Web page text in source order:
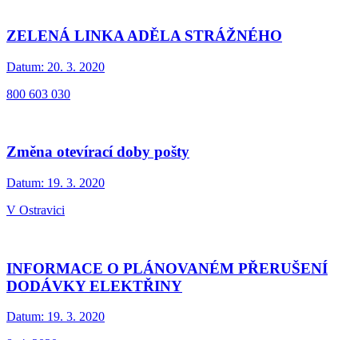
ZELENÁ LINKA ADĚLA STRÁŽNÉHO
Datum: 20. 3. 2020
800 603 030
Změna otevírací doby pošty
Datum: 19. 3. 2020
V Ostravici
INFORMACE O PLÁNOVANÉM PŘERUŠENÍ
DODÁVKY ELEKTŘINY
Datum: 19. 3. 2020